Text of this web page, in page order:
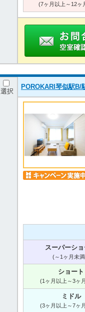
(7ヶ月以上～12ヶ
選択
POROKARI琴似駅B/
スーパーシ
(～1ヶ月未
ショート
(1ヶ月以上～3ヶ
ミドル
(3ヶ月以上～7ヶ